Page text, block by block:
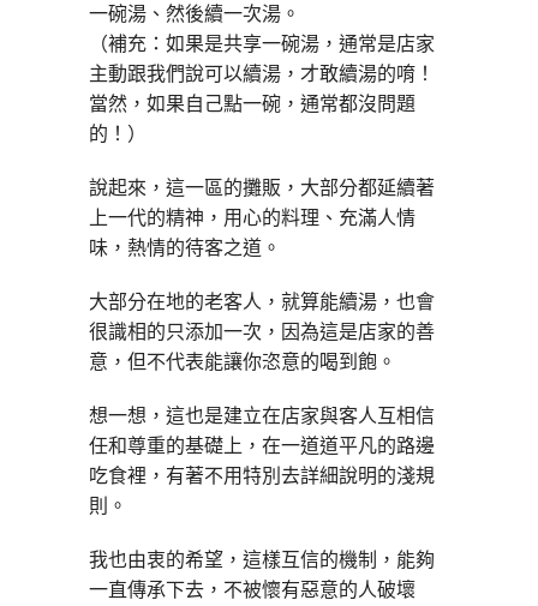
一碗湯、然後續一次湯。
（補充：如果是共享一碗湯，通常是店家
主動跟我們說可以續湯，才敢續湯的唷！
當然，如果自己點一碗，通常都沒問題
的！）
說起來，這一區的攤販，大部分都延續著
上一代的精神，用心的料理、充滿人情
味，熱情的待客之道。
大部分在地的老客人，就算能續湯，也會
很識相的只添加一次，因為這是店家的善
意，但不代表能讓你恣意的喝到飽。
想一想，這也是建立在店家與客人互相信
任和尊重的基礎上，在一道道平凡的路邊
吃食裡，有著不用特別去詳細說明的淺規
則。
我也由衷的希望，這樣互信的機制，能夠
一直傳承下去，不被懷有惡意的人破壞